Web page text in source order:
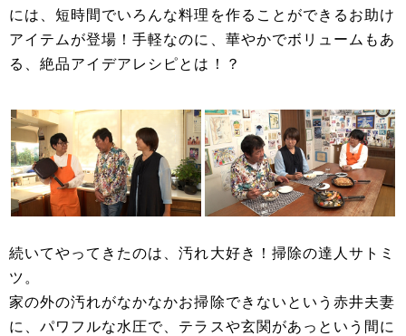
には、短時間でいろんな料理を作ることができるお助け
アイテムが登場！手軽なのに、華やかでボリュームもあ
る、絶品アイデアレシピとは！？
続いてやってきたのは、汚れ大好き！掃除の達人サトミ
ツ。
家の外の汚れがなかなかお掃除できないという赤井夫妻
に、パワフルな水圧で、テラスや玄関があっという間に